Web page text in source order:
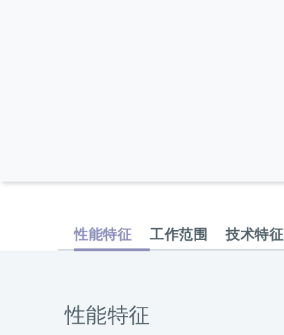
性能特征 工作范围 技术特征
性能特征